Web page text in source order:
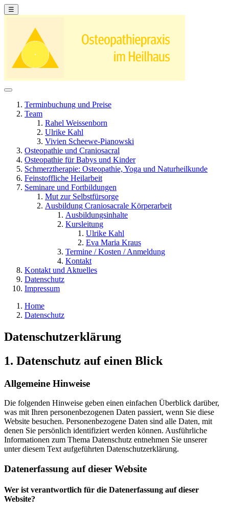
☰
Terminbuchung und Preise
Team
Rahel Weissenborn
Ulrike Kahl
Vivien Scheewe-Pianowski
Osteopathie und Craniosacral
Osteopathie für Babys und Kinder
Schmerztherapie: Osteopathie, Yoga und Naturheilkunde
Feinstoffliche Heilarbeit
Seminare und Fortbildungen
Mut zur Selbstfürsorge
Ausbildung Craniosacrale Körperarbeit
Ausbildungsinhalte
Kursleitung
Ulrike Kahl
Eva Maria Kraus
Termine / Kosten / Anmeldung
Kontakt
Kontakt und Aktuelles
Datenschutz
Impressum
Home
Datenschutz
Datenschutz­erklärung
1. Datenschutz auf einen Blick
Allgemeine Hinweise
Die folgenden Hinweise geben einen einfachen Überblick darüber,
was mit Ihren personenbezogenen Daten passiert, wenn Sie diese
Website besuchen. Personenbezogene Daten sind alle Daten, mit
denen Sie persönlich identifiziert werden können. Ausführliche
Informationen zum Thema Datenschutz entnehmen Sie unserer
unter diesem Text aufgeführten Datenschutzerklärung.
Datenerfassung auf dieser Website
Wer ist verantwortlich für die Datenerfassung auf dieser
Website?